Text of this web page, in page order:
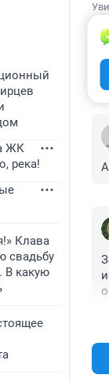
ЖК
река!
Клава
свадьбу
В какую